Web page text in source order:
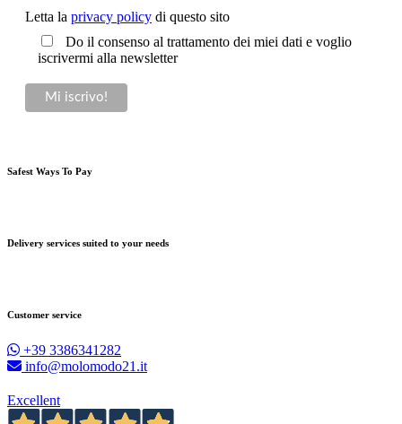
Letta la privacy policy di questo sito
Do il consenso al trattamento dei miei dati e voglio
iscrivermi alla newsletter
Safest Ways To Pay
Delivery services suited to your needs
Customer service
+39 3386341282
info@molomodo21.it
Excellent